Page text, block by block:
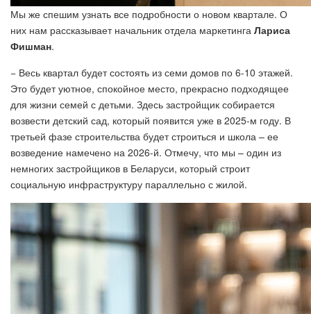
Мы же спешим узнать все подробности о новом квартале. О
них нам рассказывает начальник отдела маркетинга Лариса
Фишман.
− Весь квартал будет состоять из семи домов по 6-10 этажей.
Это будет уютное, спокойное место, прекрасно подходящее
для жизни семей с детьми. Здесь застройщик собирается
возвести детский сад, который появится уже в 2025-м году. В
третьей фазе строительства будет строиться и школа – ее
возведение намечено на 2026-й. Отмечу, что мы – один из
немногих застройщиков в Беларуси, который строит
социальную инфраструктуру параллельно с жилой.